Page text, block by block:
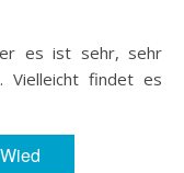
es ist sehr, sehr
Vielleicht findet es